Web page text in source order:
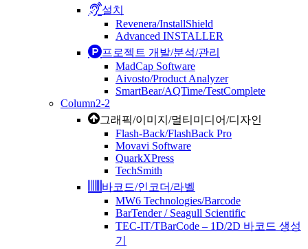
설치
Revenera/InstallShield
Advanced INSTALLER
프로젝트 개발/분석/관리
MadCap Software
Aivosto/Product Analyzer
SmartBear/AQTime/TestComplete
Column2-2
그래픽/이미지/멀티미디어/디자인
Flash-Back/FlashBack Pro
Movavi Software
QuarkXPress
TechSmith
바코드/인코더/라벨
MW6 Technologies/Barcode
BarTender / Seagull Scientific
TEC-IT/TBarCode – 1D/2D 바코드 생성
기